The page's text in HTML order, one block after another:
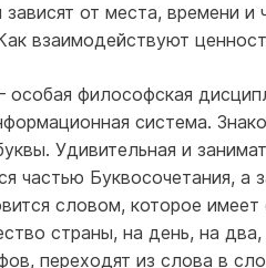
от места, времени
взаимодействуют
философская
система.
Удивительная и
частью Буквосочетания, а
словом, которое
страны, на день, на
переходят из слова в